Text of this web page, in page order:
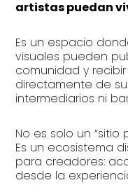
artistas puedan
Es un espacio
visuales pueden
comunidad y
directamente de
intermediarios ni
No es solo un “sitio
Es un ecosistema
para creadores:
desde la